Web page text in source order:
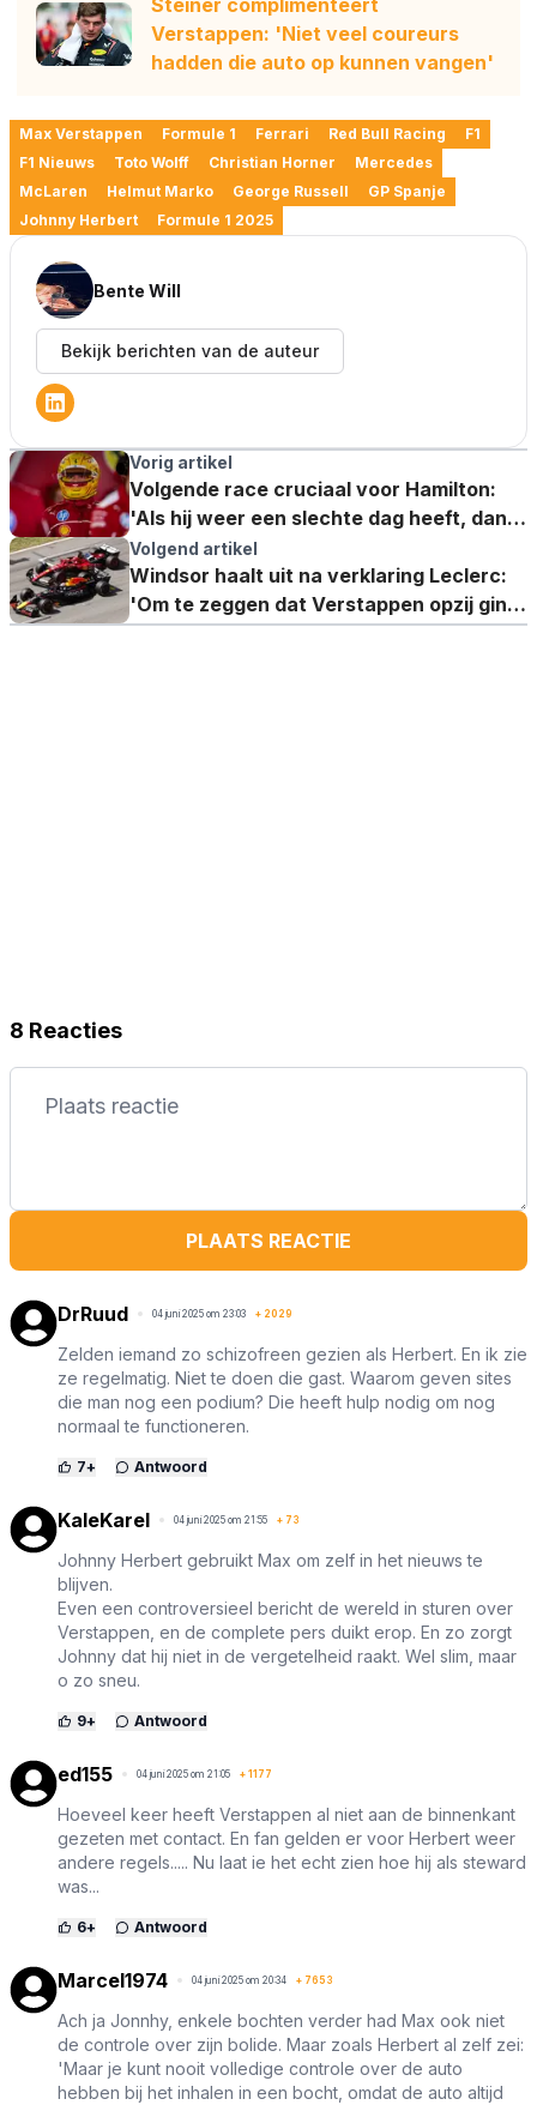
Steiner complimenteert
Verstappen: 'Niet veel coureurs
hadden die auto op kunnen vangen'
Max Verstappen Formule 1 Ferrari Red Bull Racing
F1
F1 Nieuws
Toto Wolff Christian Horner
Mercedes
McLaren
Helmut Marko George Russell
GP Spanje
Johnny Herbert
Formule 1 2025
Bente Will
Bekijk berichten van de auteur
Vorig artikel
Volgende race cruciaal voor Hamilton:
'Als hij weer een slechte dag heeft, dan
zijn er problemen'
Volgend artikel
Windsor haalt uit na verklaring Leclerc:
'Om te zeggen dat Verstappen opzij ging
is belachelijk'
8 Reacties
PLAATS REACTIE
DrRuud 04 juni 2025 om 23:03 + 2029
Zelden iemand zo schizofreen gezien als Herbert. En ik zie
ze regelmatig. Niet te doen die gast. Waarom geven sites
die man nog een podium? Die heeft hulp nodig om nog
normaal te functioneren.
7+ Antwoord
KaleKarel 04 juni 2025 om 21:55 + 73
Johnny Herbert gebruikt Max om zelf in het nieuws te
blijven.
Even een controversieel bericht de wereld in sturen over
Verstappen, en de complete pers duikt erop. En zo zorgt
Johnny dat hij niet in de vergetelheid raakt. Wel slim, maar
o zo sneu.
9+ Antwoord
ed155 04 juni 2025 om 21:05 + 1177
Hoeveel keer heeft Verstappen al niet aan de binnenkant
gezeten met contact. En fan gelden er voor Herbert weer
andere regels..... Nu laat ie het echt zien hoe hij als steward
was...
6+ Antwoord
Marcel1974 04 juni 2025 om 20:34 + 7653
Ach ja Jonnhy, enkele bochten verder had Max ook niet
de controle over zijn bolide. Maar zoals Herbert al zelf zei:
'Maar je kunt nooit volledige controle over de auto
hebben bij het inhalen in een bocht, omdat de auto altijd